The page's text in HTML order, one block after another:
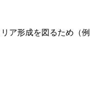
ア形成を図るため（例